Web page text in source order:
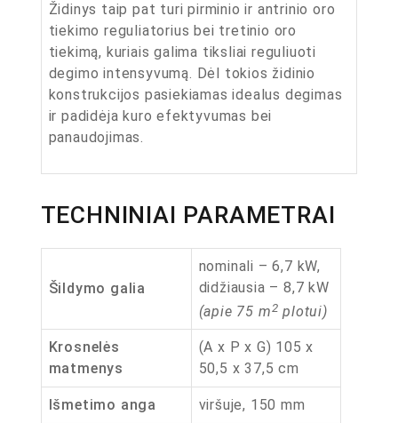
Židinys taip pat turi pirminio ir antrinio oro
tiekimo reguliatorius bei tretinio oro
tiekimą, kuriais galima tiksliai reguliuoti
degimo intensyvumą. Dėl tokios židinio
konstrukcijos pasiekiamas idealus degimas
ir padidėja kuro efektyvumas bei
panaudojimas.
TECHNINIAI PARAMETRAI
Šildymo galia
nominali – 6,7 kW,
didžiausia – 8,7 kW
(apie 75 m 2 plotui)
Krosnelės
matmenys
(A x P x G) 105 x
50,5 x 37,5 cm
Išmetimo anga viršuje, 150 mm